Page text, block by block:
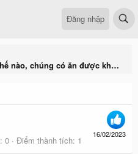
Đăng nhập
Mã hóa và Ký số khác nhau như thế nào, chúng có ăn được không
16/02/2023
0 Điểm thành tích 1